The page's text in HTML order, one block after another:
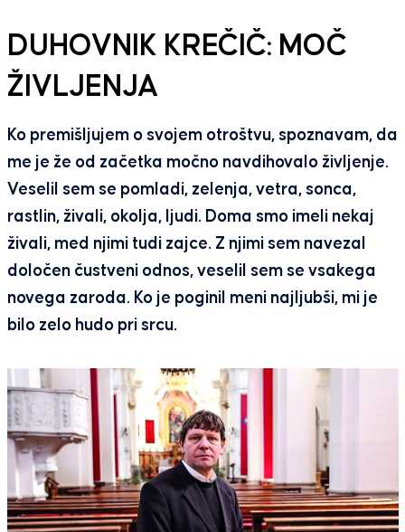
DUHOVNIK KREČIČ: MOČ
ŽIVLJENJA
Ko premišljujem o svojem otroštvu, spoznavam, da
me je že od začetka močno navdihovalo življenje.
Veselil sem se pomladi, zelenja, vetra, sonca,
rastlin, živali, okolja, ljudi. Doma smo imeli nekaj
živali, med njimi tudi zajce. Z njimi sem navezal
določen čustveni odnos, veselil sem se vsakega
novega zaroda. Ko je poginil meni najljubši, mi je
bilo zelo hudo pri srcu.